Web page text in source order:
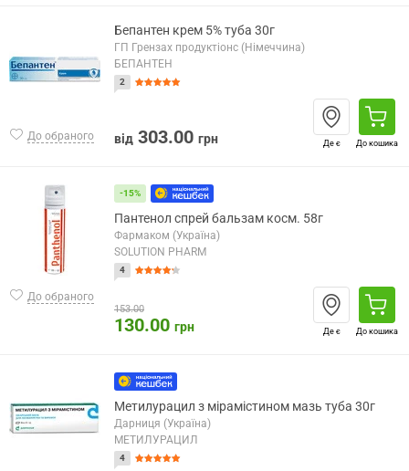
До обраного
Бепантен крем 5% туба 30г
ГП Грензах продуктіонс (Німеччина)
БЕПАНТЕН
2
від 303.00 грн Де є До кошика
До обраного
-15%
Пантенол спрей бальзам косм. 58г
Фармаком (Україна)
SOLUTION PHARM
4
153.00
130.00 грн Де є До кошика
Метилурацил з мірамістином мазь туба 30г
Дарниця (Україна)
МЕТИЛУРАЦИЛ
4